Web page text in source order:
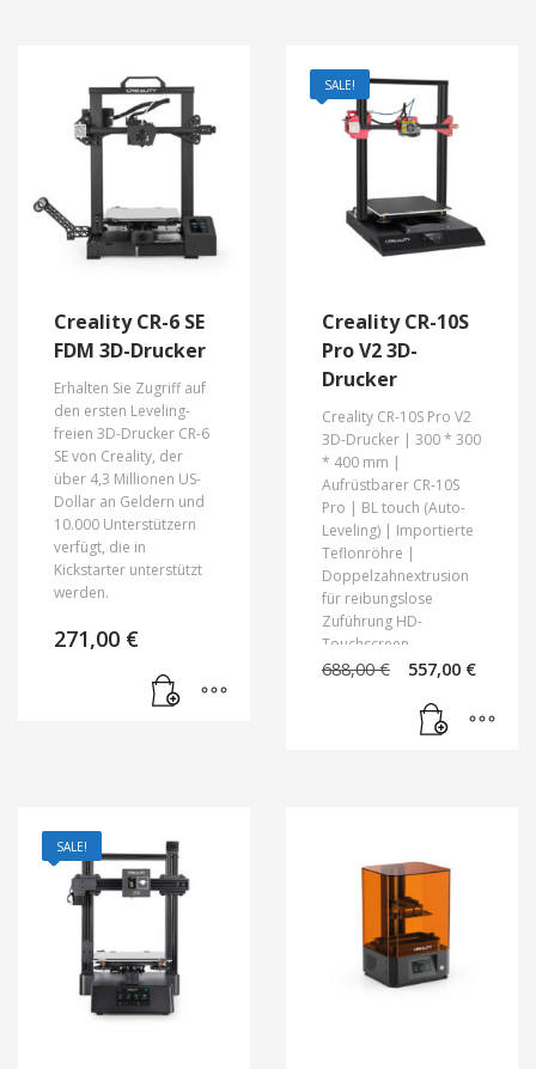
zu erhalten.
Creality CR-6 SE
FDM 3D-Drucker
Erhalten Sie Zugriff auf
den ersten Leveling-
freien 3D-Drucker CR-6
SE von Creality, der
über 4,3 Millionen US-
Dollar an Geldern und
10.000 Unterstützern
verfügt, die in
Kickstarter unterstützt
werden.
271,00 €
SALE!
Creality CR-10S
Pro V2 3D-
Drucker
Creality CR-10S Pro V2
3D-Drucker | 300 * 300
* 400 mm |
Aufrüstbarer CR-10S
Pro | BL touch (Auto-
Leveling) | Importierte
Teflonröhre |
Doppelzahnextrusion
für reibungslose
Zuführung HD-
Touchscreen.
688,00€
Preis
war:
688,00 €
557,00 €
ist:
SALE!